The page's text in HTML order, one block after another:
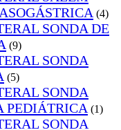
(4)
SONDA DE
(9)
SONDA
(5)
SONDA
PEDIÁTRICA (1)
SONDA